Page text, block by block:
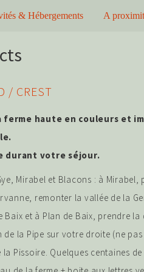
& Hébergements A
/ CREST
ferme haute en couleurs et
durant votre séjour.
Mirabel et Blacons : à
remonter la vallée de la
Baix et à Plan de Baix, prendre
de la Pipe sur votre droite (ne
Pissoire. Quelques centaines